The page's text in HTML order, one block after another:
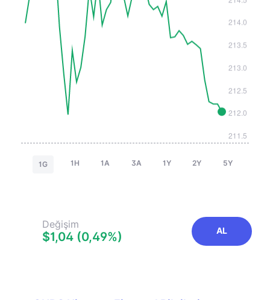
1G 1H 1A 3A 1Y 2Y 5Y
Değişim
$1,04 (0,49%) AL